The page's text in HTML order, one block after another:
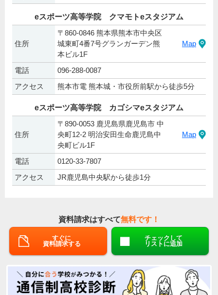
eスポーツ高等学院 クマモトeスタジアム
住所
〒860-0846 熊本県熊本市中央区
城東町4番7号グランガーデン熊
本ビル1F
Map
電話
096-288-0087
アクセス
熊本市電 熊本城・市役所前駅から徒歩5分
eスポーツ高等学院 カゴシマeスタジアム
住所
〒890-0053 鹿児島県鹿児島市 中
央町12-2 明治安田生命鹿児島中
央町ビル1F
Map
電話
0120-33-7807
アクセス
JR鹿児島中央駅から徒歩1分
資料請求はすべて無料です！
すぐに
資料請求する
チェックして
リストに追加